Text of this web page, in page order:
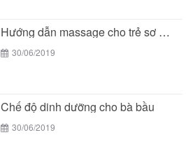
Hướng dẫn massage cho trẻ sơ sinh
30/06/2019
Chế độ dinh dưỡng cho bà bầu
30/06/2019